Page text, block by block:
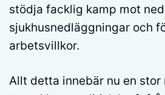
stödja facklig kamp mot
sjukhusnedläggningar och
arbetsvillkor.
Allt detta innebär nu en